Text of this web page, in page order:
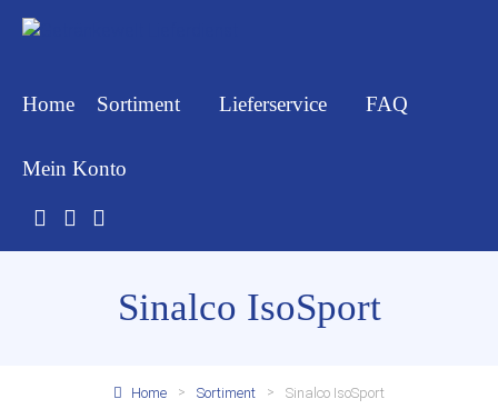
Home Sortiment Lieferservice FAQ
Mein Konto
Sinalco IsoSport
Home Sortiment
Sinalco IsoSport